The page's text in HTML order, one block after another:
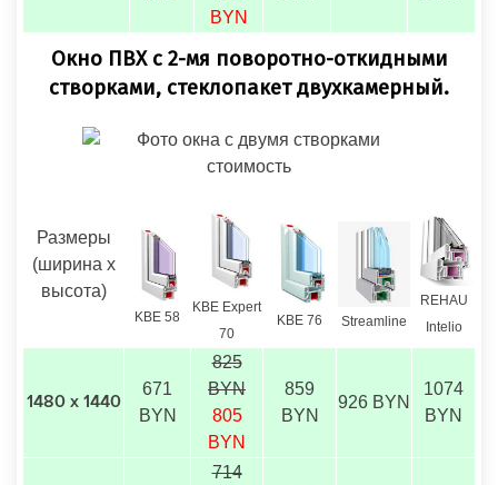
BYN
Окно ПВХ с 2-мя поворотно-откидными
створками, стеклопакет двухкамерный.
Размеры
(ширина х
высота)
KBE 58
KBE Expert
70
KBE 76 Streamline
REHAU
Intelio
1480 х 1440
671
BYN
825
BYN
805
BYN
859
BYN
926 BYN
1074
BYN
714